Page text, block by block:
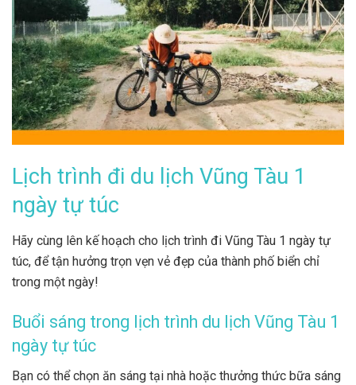
Lịch trình đi du lịch Vũng Tàu 1
ngày tự túc
Hãy cùng lên kế hoạch cho lịch trình đi Vũng Tàu 1 ngày tự
túc, để tận hưởng trọn vẹn vẻ đẹp của thành phố biển chỉ
trong một ngày!
Buổi sáng trong lịch trình du lịch Vũng Tàu 1
ngày tự túc
Bạn có thể chọn ăn sáng tại nhà hoặc thưởng thức bữa sáng